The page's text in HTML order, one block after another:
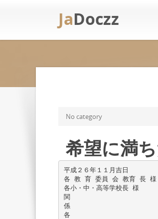
JaDoczz
No category
希望に満
平成２６年１１月吉日
各 教 育 委員 会 教育 長 様
各小・中・高等学校長 様
関
係
各